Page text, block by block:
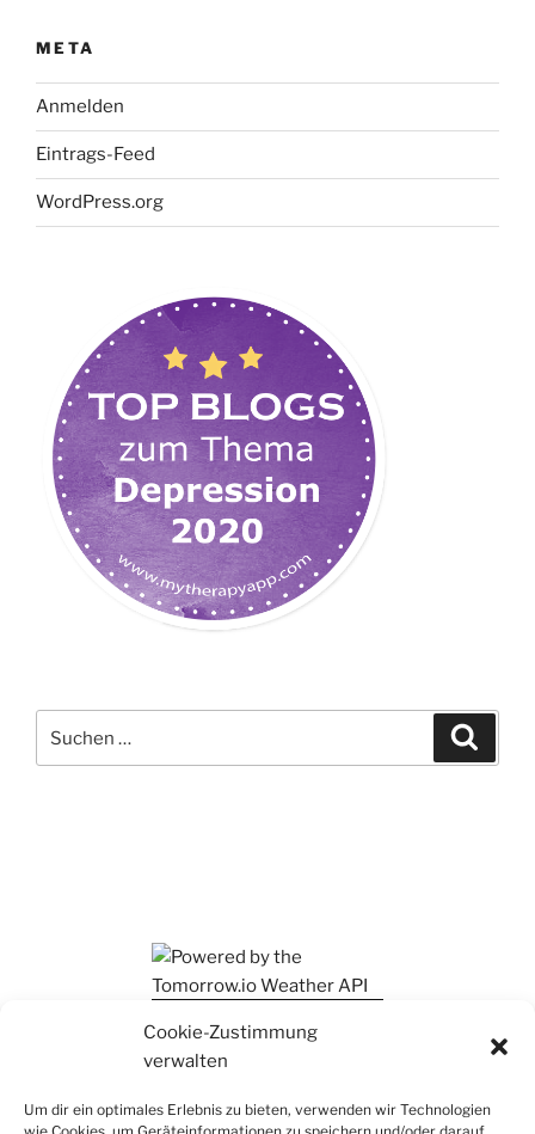
Cookie-Zustimmung
verwalten
Um dir ein optimales Erlebnis zu bieten, verwenden wir Technologien
META
Anmelden
Eintrags-Feed
WordPress.org
nach: